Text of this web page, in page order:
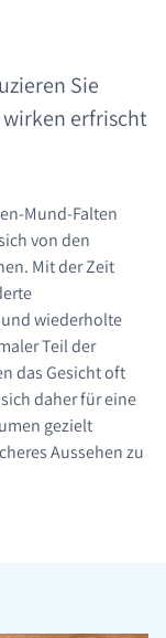
Sie
erfrischt
Mund-Falten
von den
Mit der Zeit
wiederholte
Teil der
das Gesicht oft
daher für eine
gezielt
Aussehen zu